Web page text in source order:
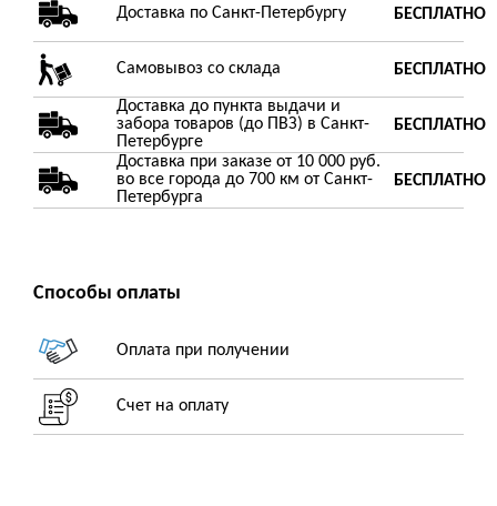
Доставка по Санкт-Петербургу БЕСПЛАТНО
Самовывоз со склада БЕСПЛАТНО
Доставка до пункта выдачи и
забора товаров (до ПВЗ) в Санкт-
Петербурге
БЕСПЛАТНО
Доставка при заказе от 10 000 руб.
во все города до 700 км от Санкт-
Петербурга
БЕСПЛАТНО
Способы оплаты
Оплата при получении
Счет на оплату